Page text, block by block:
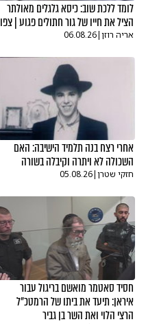
לומד ללכת שוב: כיסא גלגלים מאולתר
הציל את חייו של גור חתולים פגוע | צפו
אריה רוזן|
06.08.26
אחרי רצח בנה תלמיד הישיבה: האם
השכולה לא ויתרה וקיבלה בשורה
חזקי שטרן|
05.08.26
חסיד סאטמר מואשם בריגול עבור
איראן: תיעד את ביתו של הרמטכ"ל
הרצי הלוי ואת השר בן גביר